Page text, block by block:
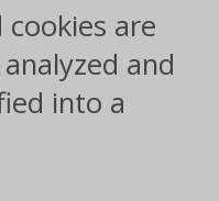
are
and
into a